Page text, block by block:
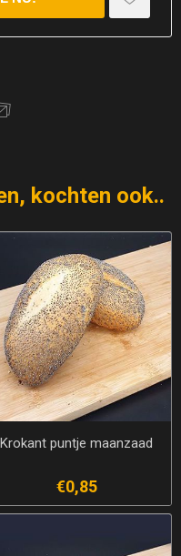
kochten ook..
Krokant puntje maanzaad
€0,85